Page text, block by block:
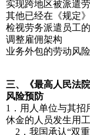
实现跨地区被派遣
其他已经在《规定
检视劳务派遣员工
调整雇佣架构
业务外包的劳动风
三、《最高人民法
风险预防
1．用人单位与其招
休金的人员发生用
2．我国承认“双